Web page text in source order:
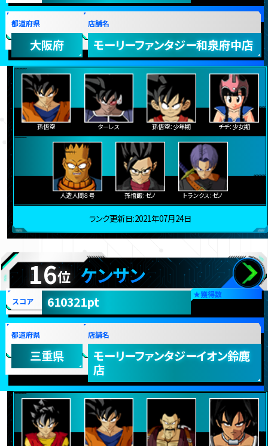
都道府県
大阪府
店舗名
モーリーファンタジー和泉府中店
孫悟空 ターレス 孫悟空：少年期 チチ：少女期
人造人間８号 孫悟飯：ゼノ トランクス：ゼノ
ランク更新日:2021年07月24日
16位 ケンサン
★獲得数
スコア 610321pt
都道府県
三重県
店舗名
モーリーファンタジーイオン鈴鹿
店